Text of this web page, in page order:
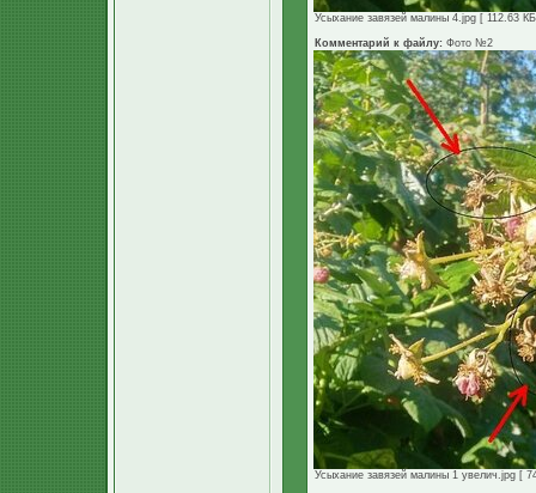
Усыхание завязей малины 4.jpg [ 112.63
Комментарий к файлу: Фото №2
Усыхание завязей малины 1 увелич.jpg [